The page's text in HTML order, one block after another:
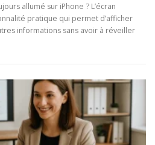
allumé sur iPhone ? L’écran
pratique qui permet d’afficher
informations sans avoir à réveiller